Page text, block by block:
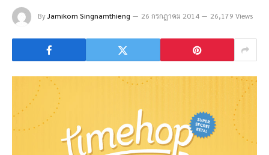
ByJamikorn Singnamthieng 26 กรกฎาคม 2014 26,179 Views